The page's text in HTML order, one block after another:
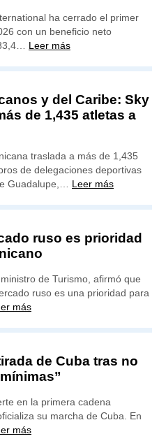
ha cerrado el primer
con un beneficio neto
Leer más
y del Caribe: Sky
de 1,435 atletas a
traslada a más de 1,435
de delegaciones deportivas
Guadalupe,… Leer más
ruso es prioridad
de Turismo, afirmó que
ruso es una prioridad para
más
de Cuba tras no
en la primera cadena
su marcha de Cuba. En
más